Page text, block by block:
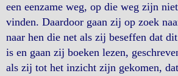
een eenzame weg, op die weg zijn
vinden. Daardoor gaan zij op zoek
naar hen die net als zij beseffen dat
is en gaan zij boeken lezen,
als zij tot het inzicht zijn gekomen,